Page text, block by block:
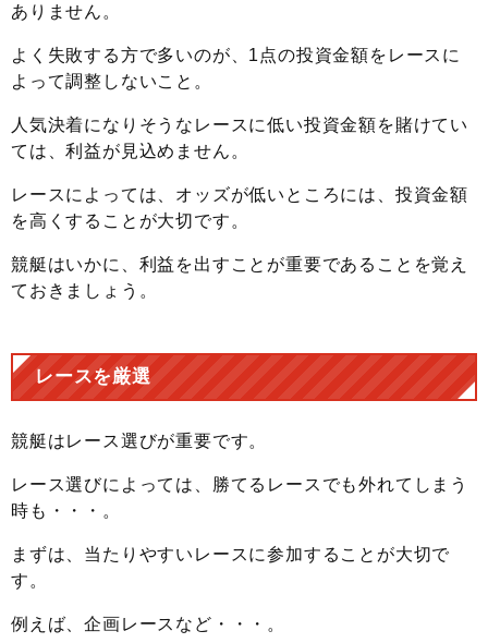
ありません。
よく失敗する方で多いのが、1点の投資金額をレースに
よって調整しないこと。
人気決着になりそうなレースに低い投資金額を賭けてい
ては、利益が見込めません。
レースによっては、オッズが低いところには、投資金額
を高くすることが大切です。
競艇はいかに、利益を出すことが重要であることを覚え
ておきましょう。
レースを厳選
競艇はレース選びが重要です。
レース選びによっては、勝てるレースでも外れてしまう
時も・・・。
まずは、当たりやすいレースに参加することが大切で
す。
例えば、企画レースなど・・・。